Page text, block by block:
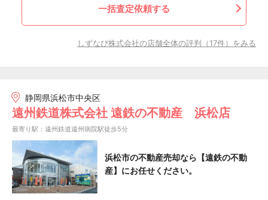
一括査定依頼する
しずなび株式会社の店舗全体の評判（17件）をみる
静岡県浜松市中央区
遠州鉄道株式会社 遠鉄の不動産 浜松店
最寄り駅：遠州鉄道遠州病院駅徒歩5分
浜松市の不動産売却なら【遠鉄の不動
産】にお任せください。